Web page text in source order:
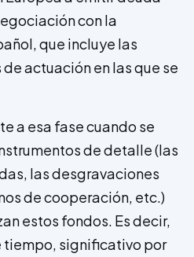
con la
que incluye las
actuación en las que se
a esa fase cuando se
de detalle (las
las desgravaciones
de cooperación, etc.)
estos fondos. Es decir,
tiempo, significativo por